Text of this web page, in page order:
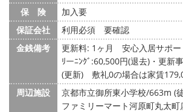
保 険
加入要
保証会社
利用必須 要確認
金銭備考
更新料: 1ヶ月
安心入居サポ
ﾘーﾆﾝｸﾞ:60,500円(退去)・更新
(更新) 敷礼0の場合は家賃
周辺施設
京都市立御所東小学校/663m (
ファミリーマート河原町丸太